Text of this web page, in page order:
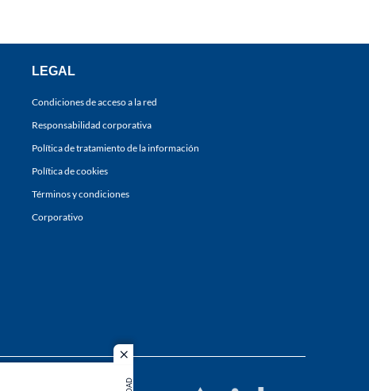
close
LEGAL
Condiciones de acceso a la red
Responsabilidad corporativa
Política de tratamiento de la información
Política de cookies
Términos y condiciones
Corporativo